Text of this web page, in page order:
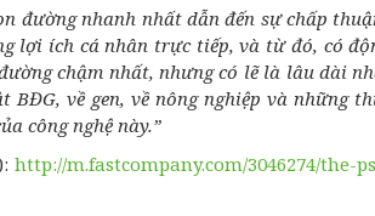
đường nhanh nhất dẫn đến sự chấp
lợi ích cá nhân trực tiếp, và từ đó, có
chậm nhất, nhưng có lẽ là lâu dài
BĐG, về gen, về nông nghiệp và những
công nghệ này.”
http://m.fastcompany.com/3046274/